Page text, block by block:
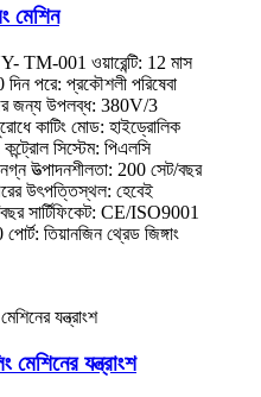
মেশিন
TM-001 ওয়ারেন্টি: 12 মাস
দিন পরে: প্রকৌশলী পরিষেবা
জন্য উপলব্ধ: 380V/3
কাটিং মোড: হাইড্রোলিক
সিস্টেম: পিএলসি
উত্পাদনশীলতা: 200 সেট/বছর
উৎপত্তিস্থল: হেবেই
সার্টিফিকেট: CE/ISO9001
তিয়ানজিন থ্রেড জিঙ্গাং
যন্ত্রাংশ